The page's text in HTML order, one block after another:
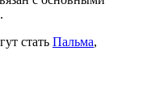
стать Пальма,